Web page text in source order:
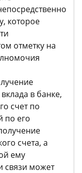
которое
отметку на
в банке,
счет по
по его
счета, а
ему
связи может